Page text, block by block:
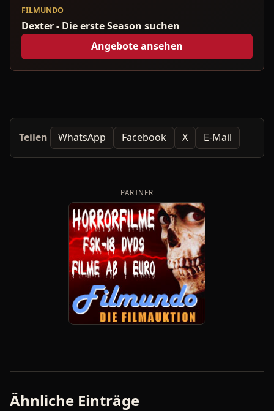
FILMUNDO
Dexter - Die erste Season suchen
Angebote ansehen
Teilen WhatsApp Facebook X E-Mail
PARTNER
Ähnliche Einträge